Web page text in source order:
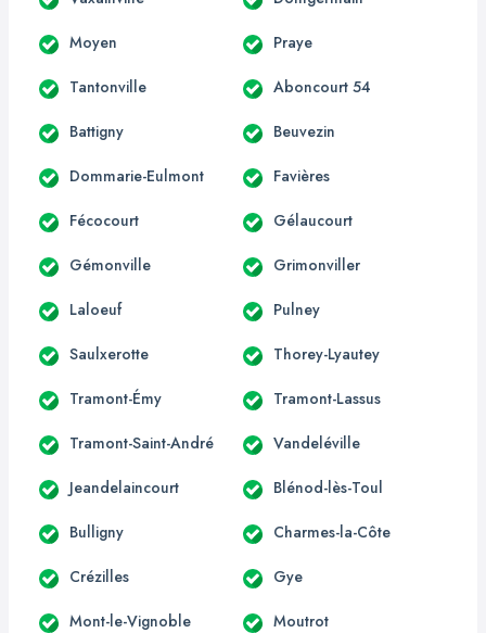
Moyen Praye
Tantonville Aboncourt 54
Battigny Beuvezin
Dommarie-Eulmont Favières
Fécocourt Gélaucourt
Gémonville Grimonviller
Laloeuf Pulney
Saulxerotte Thorey-Lyautey
Tramont-Émy Tramont-Lassus
Tramont-Saint-André Vandeléville
Jeandelaincourt Blénod-lès-Toul
Bulligny Charmes-la-Côte
Crézilles Gye
Mont-le-Vignoble Moutrot